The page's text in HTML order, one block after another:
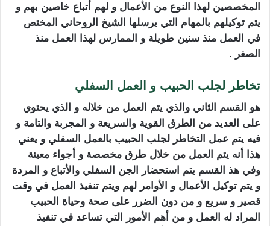
المخصصين لهذا النوع من الأعمال و لهم أتباع خاصين بهم و
يتم توكيلهم بالمهام التي يرسلها الشيخ الروحاني المختص
في العمل منذ سنين طويلة و الممارس لهذا العمل منذ
الصغر .
تخاطر لجلب الحبيب و العمل السفلي
هو القسم الثاني والذي يتم العمل من خلاله و الذي يحتوي
على العديد من الطرق القوية والسريعة و المجربة والتامة و
فيه يتم عمل التخاطر لجلب الحبيب بالعمل السفلي و يعني
هذا أنه يتم العمل من خلال طرق مخصصة و أجواء معينة
وفي هذ القسم يتم استحضار الجن السفلي والأتباع و المردة
و يتم توكيل الأعمال و الأوامر لهم ويتم تنفيذ العمل في وقت
قصير و سريع و من دون الضرر على صحة وحياة الحبيب
المراد له العمل و من أهم الأمور التي تساعد في تنفيذ